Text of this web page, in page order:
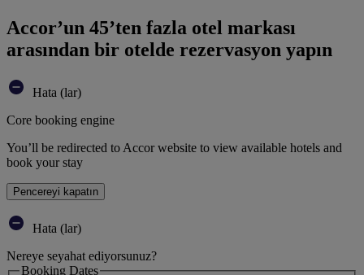
Accor’un 45’ten fazla otel markası
arasından bir otelde rezervasyon yapın
Hata (lar)
Core booking engine
You’ll be redirected to Accor website to view available hotels and
book your stay
Pencereyi kapatın
Hata (lar)
Nereye seyahat ediyorsunuz?
Booking Dates